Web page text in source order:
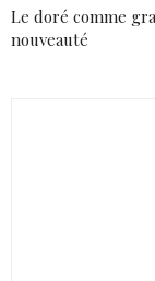
Le doré comme
nouveauté